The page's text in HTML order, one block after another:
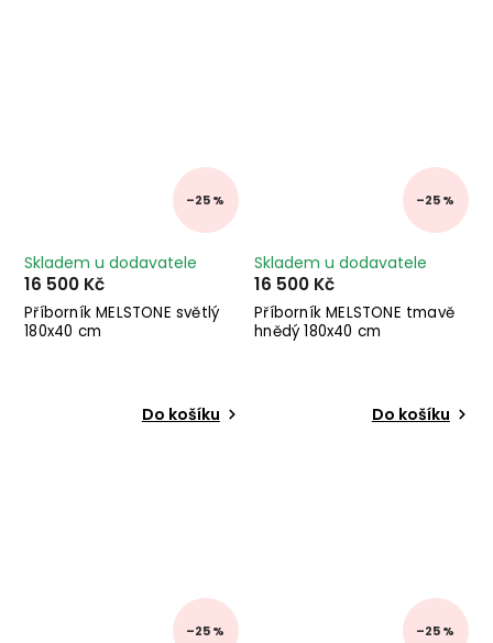
–25 %
Příborník MELSTONE světlý
180x40 cm
Skladem u dodavatele
16 500 Kč
Do košíku
–25 %
Příborník MELSTONE tmavě
hnědý 180x40 cm
Skladem u dodavatele
16 500 Kč
Do košíku
–25 % –25 %